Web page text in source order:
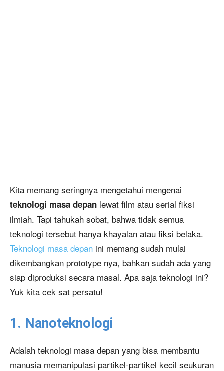
Kita memang seringnya mengetahui mengenai
teknologi masa depan lewat film atau serial fiksi
ilmiah. Tapi tahukah sobat, bahwa tidak semua
teknologi tersebut hanya khayalan atau fiksi belaka.
Teknologi masa depan ini memang sudah mulai
dikembangkan prototype nya, bahkan sudah ada yang
siap diproduksi secara masal. Apa saja teknologi ini?
Yuk kita cek sat persatu!
1. Nanoteknologi
Adalah teknologi masa depan yang bisa membantu
manusia memanipulasi partikel-partikel kecil seukuran